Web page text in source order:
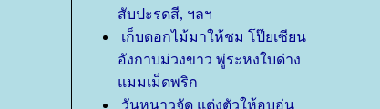
สับปะรดสี, ฯลฯ
เก็บดอกไม้มาให้ชม โป๊ยเซียน
อังกาบม่วงขาว พู่ระหงใบด่าง
มมเม็ดพริก
วันหนาวจัด แต่งตัวให้อบอุ่น